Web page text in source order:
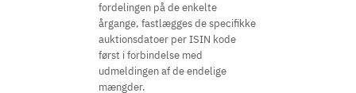
fordelingen på de enkelte
årgange, fastlægges de specifikke
auktionsdatoer per ISIN kode
først i forbindelse med
udmeldingen af de endelige
mængder.